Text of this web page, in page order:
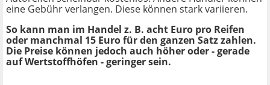
eine Gebühr verlangen. Diese können stark variieren.
So kann man im Handel z. B. acht Euro pro Reifen
oder manchmal 15 Euro für den ganzen Satz zahlen.
Die Preise können jedoch auch höher oder - gerade
auf Wertstoffhöfen - geringer sein.